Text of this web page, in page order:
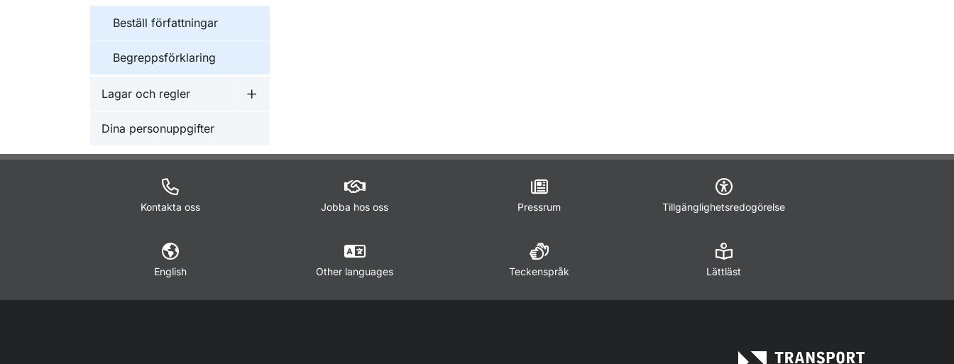
Beställ författningar
Begreppsförklaring
Lagar och regler
Undermeny för Lagar och regler
Dina personuppgifter
Kontakta oss Jobba hos oss Pressrum Tillgänglighetsredogörelse
English Other languages Teckenspråk Lättläst